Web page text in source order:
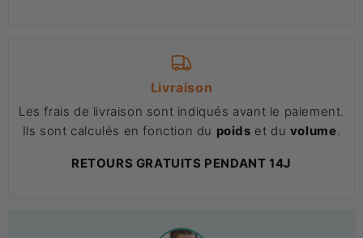
Livraison
Les frais de livraison sont indiqués avant le paiement.
Ils sont calculés en fonction du poids et du volume.
RETOURS GRATUITS PENDANT 14J